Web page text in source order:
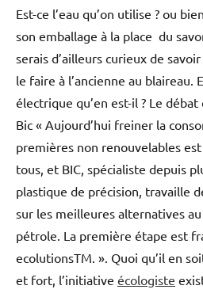
Est-ce l’eau qu’on utilise ? ou
son emballage à la place du
serais d’ailleurs curieux de
le faire à l’ancienne au blaireau.
électrique qu’en est-il ? Le
Bic « Aujourd’hui freiner la
premières non renouvelables
tous, et BIC, spécialiste depuis
plastique de précision, travaille
sur les meilleures alternatives
pétrole. La première étape est
ecolutionsTM. ». Quoi qu’il en
et fort, l’initiative écologiste